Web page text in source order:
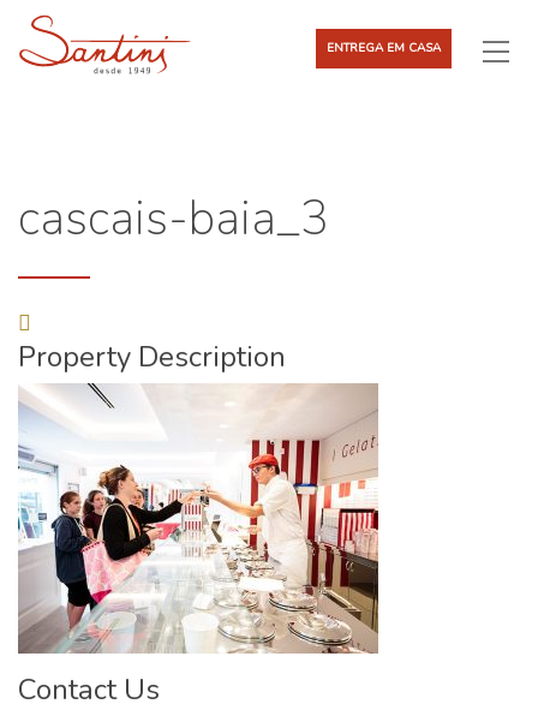
ENTREGA EM CASA
cascais-baia_3
Property Description
Contact Us